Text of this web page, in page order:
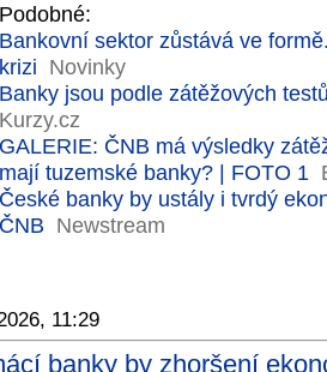
Podobné:
Bankovní sektor zůstává ve
krizi Novinky
Banky jsou podle zátěžových
Kurzy.cz
GALERIE: ČNB má výsledky
mají tuzemské banky? | FOTO 1
České banky by ustály i tvrdý
ČNB Newstream
11:29
banky by zhoršení